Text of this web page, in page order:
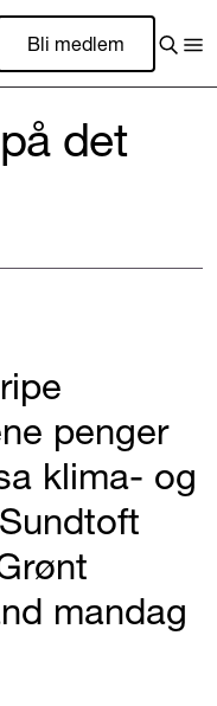
Bli medlem
det
penger
klima- og
mandag